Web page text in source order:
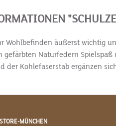
Wohlbefinden äußerst wichtig
Naturfedern
der Kohlefaserstab ergänzen
STORE-MÜNCHEN